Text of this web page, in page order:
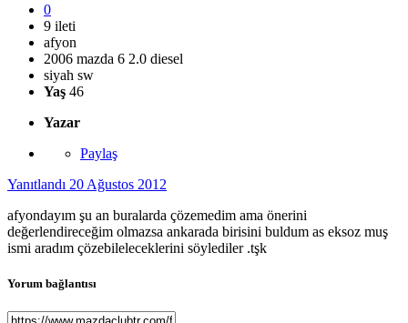
0
9 ileti
afyon
2006 mazda 6 2.0 diesel
siyah sw
Yaş 46
Yazar
Paylaş
Yanıtlandı 20 Ağustos 2012
afyondayım şu an buralarda çözemedim ama önerini
değerlendireceğim olmazsa ankarada birisini buldum as eksoz muş
ismi aradım çözebileleceklerini söylediler .tşk
Yorum bağlantısı